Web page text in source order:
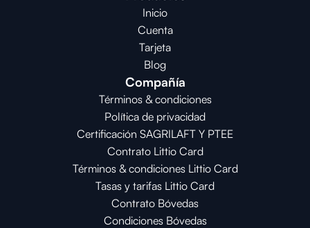
Inicio
Cuenta
Tarjeta
Blog
Compañía
Términos & condiciones
Política de privacidad
Certificación SAGRILAFT Y PTEE
Contrato Littio Card
Términos & condiciones Littio Card
Tasas y tarifas Littio Card
Contrato Bóvedas
Condiciones Bóvedas